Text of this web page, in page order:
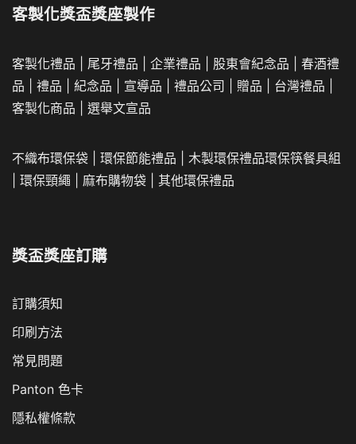
客製化獎盃獎座製作
客製化禮品 尾牙禮品 企業禮品 股東會紀念品
春酒禮
品
禮品 紀念品 宣導品 禮品公司 贈品 台灣禮品
客製化商品
選舉文宣品
不織布環保袋 環保節能禮品 木製環保禮品環保筷餐具組
環保頸繩 麻布購物袋 其他環保禮品
獎盃獎座訂購
訂購須知
印刷方法
常見問題
Panton 色卡
隱私權條款